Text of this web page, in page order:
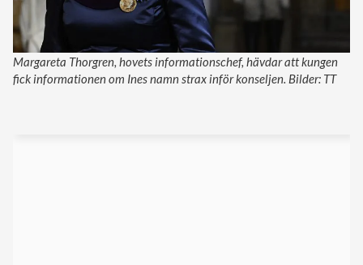
Margareta Thorgren, hovets informationschef, hävdar att kungen
fick informationen om Ines namn strax inför konseljen. Bilder: TT